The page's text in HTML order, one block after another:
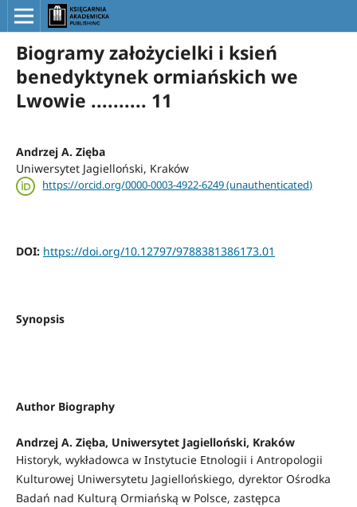
Biogramy założycielki i ksień
benedyktynek ormiańskich we
Lwowie .......... 11
Andrzej A. Zięba
Uniwersytet Jagielloński, Kraków
https://orcid.org/0000-0003-4922-6249 (unauthenticated)
DOI: https://doi.org/10.12797/9788381386173.01
Synopsis
Author Biography
Andrzej A. Zięba, Uniwersytet Jagielloński, Kraków
Historyk, wykładowca w Instytucie Etnologii i Antropologii
Kulturowej Uniwersytetu Jagiellońskiego, dyrektor Ośrodka
Badań nad Kulturą Ormiańską w Polsce, zastępca